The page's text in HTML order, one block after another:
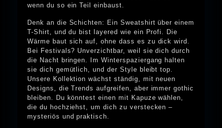
wenn du so ein Teil einbaust.
Denk an die Schichten: Ein Sweatshirt über einem
T-Shirt, und du bist layered wie ein Profi. Die
Wärme baut sich auf, ohne dass es zu dick wird.
Bei Festivals? Unverzichtbar, weil sie dich durch
die Nacht bringen. Im Winterspaziergang halten
sie dich gemütlich, und der Style bleibt top.
Unsere Kollektion wächst ständig, mit neuen
Designs, die Trends aufgreifen, aber immer gothic
bleiben. Du könntest einen mit Kapuze wählen,
die du hochziehst, um dich zu verstecken –
mysteriös und praktisch.